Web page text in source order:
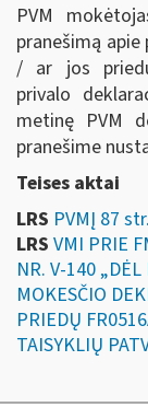
PVM
pranešimą
/ ar jos
privalo
metinę PVM
pranešime
Teises aktai
LRS PVMĮ 87
LRS VMI PRIE
NR. V-140
MOKESČIO
PRIEDŲ
TAISYKLIŲ